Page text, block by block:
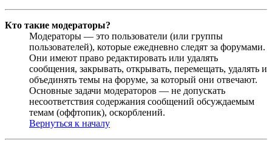
Кто такие модераторы?
Модераторы — это пользователи (или группы
пользователей), которые ежедневно следят за форумами.
Они имеют право редактировать или удалять
сообщения, закрывать, открывать, перемещать, удалять и
объединять темы на форуме, за который они отвечают.
Основные задачи модераторов — не допускать
несоответствия содержания сообщений обсуждаемым
темам (оффтопик), оскорблений.
Вернуться к началу